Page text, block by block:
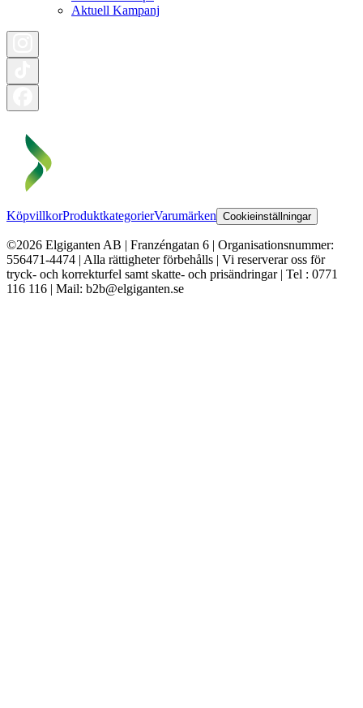
Aktuell Kampanj
KöpvillkorProduktkategorierVarumärken Cookieinställningar
©2026 Elgiganten AB | Franzéngatan 6 | Organisationsnummer:
556471-4474 | Alla rättigheter förbehålls | Vi reserverar oss för
tryck- och korrekturfel samt skatte- och prisändringar | Tel : 0771
116 116 | Mail: b2b@elgiganten.se